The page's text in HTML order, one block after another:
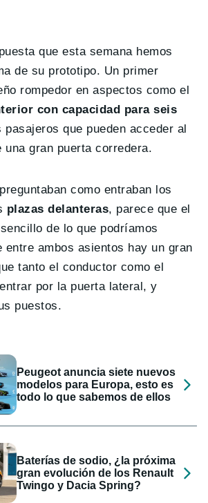
que esta semana hemos
de su prototipo. Un primer
rompedor en aspectos como el
con capacidad para seis
pasajeros que pueden acceder al
una gran puerta corredera.
como entraban los
plazas delanteras, parece que el
de lo que podríamos
entre ambos asientos hay un gran
tanto el conductor como el
por la puerta lateral, y
puestos.
Peugeot anuncia siete nuevos
modelos para Europa, esto es
todo lo que sabemos de ellos
Baterías de sodio, ¿la próxima
gran evolución de los Renault
Twingo y Dacia Spring?